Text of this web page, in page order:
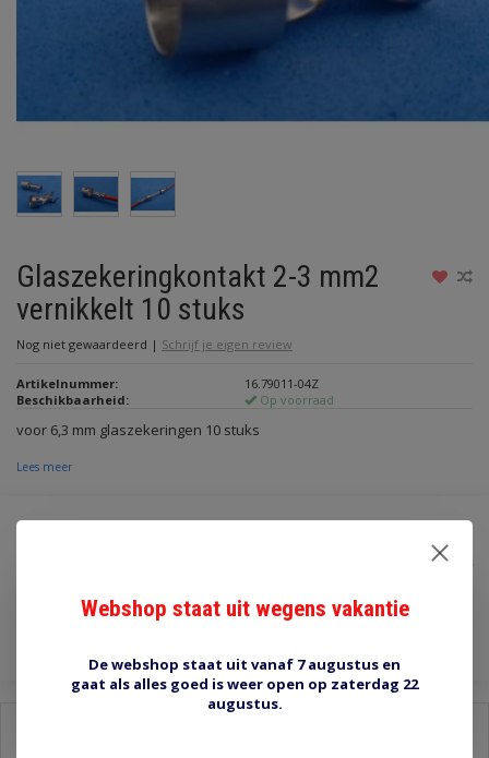
Glaszekeringkontakt 2-3 mm2
vernikkelt 10 stuks
Nog niet gewaardeerd | Schrijf je eigen review
Artikelnummer:
16.79011-04Z
Beschikbaarheid:
Op voorraad
voor 6,3 mm glaszekeringen 10 stuks
Lees meer
€2,50
Incl. btw
Toevoegen aan winkelwagen
Webshop staat uit wegens vakantie
De webshop staat uit vanaf 7 augustus en
gaat als alles goed is weer open op zaterdag 22
augustus.